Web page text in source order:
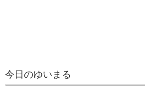
今日のゆいまる